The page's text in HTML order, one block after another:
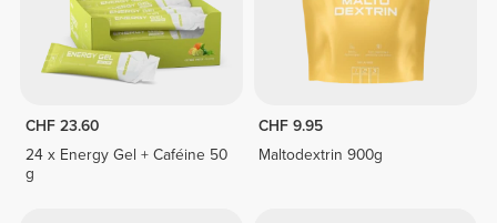
CHF 23.60
24 x Energy Gel + Caféine 50
g
CHF 9.95
Maltodextrin 900g